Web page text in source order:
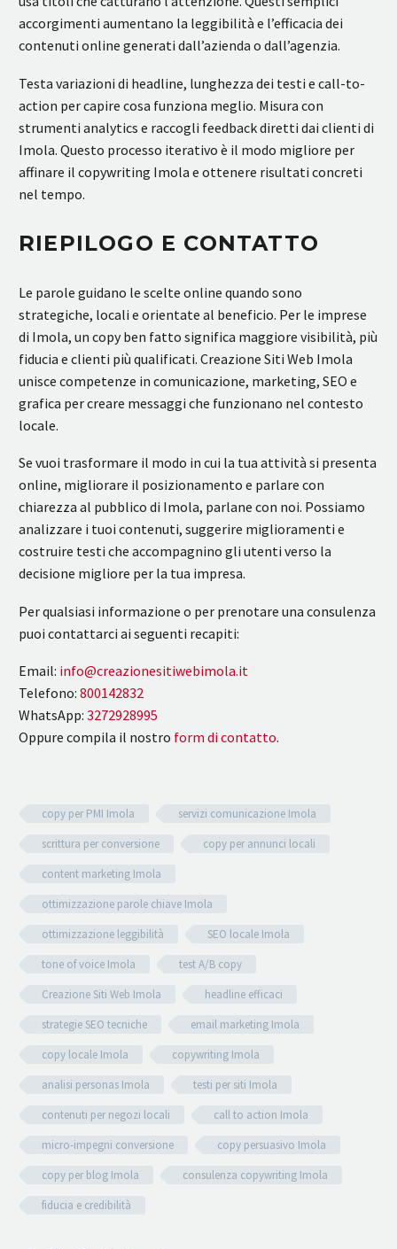
accorgimenti aumentano la leggibilità e l’efficacia dei
contenuti online generati dall’azienda o dall’agenzia.
Testa variazioni di headline, lunghezza dei testi e call-to-
action per capire cosa funziona meglio. Misura con
strumenti analytics e raccogli feedback diretti dai clienti di
Imola. Questo processo iterativo è il modo migliore per
affinare il copywriting Imola e ottenere risultati concreti
nel tempo.
RIEPILOGO E CONTATTO
Le parole guidano le scelte online quando sono
strategiche, locali e orientate al beneficio. Per le imprese
di Imola, un copy ben fatto significa maggiore visibilità, più
fiducia e clienti più qualificati. Creazione Siti Web Imola
unisce competenze in comunicazione, marketing, SEO e
grafica per creare messaggi che funzionano nel contesto
locale.
Se vuoi trasformare il modo in cui la tua attività si presenta
online, migliorare il posizionamento e parlare con
chiarezza al pubblico di Imola, parlane con noi. Possiamo
analizzare i tuoi contenuti, suggerire miglioramenti e
costruire testi che accompagnino gli utenti verso la
decisione migliore per la tua impresa.
Per qualsiasi informazione o per prenotare una consulenza
puoi contattarci ai seguenti recapiti:
Email: info@creazionesitiwebimola.it
Telefono: 800142832
WhatsApp: 3272928995
Oppure compila il nostro form di contatto.
copy per PMI Imola
servizi comunicazione Imola
scrittura per conversione
copy per annunci locali
content marketing Imola
ottimizzazione parole chiave Imola
ottimizzazione leggibilità
SEO locale Imola
tone of voice Imola
test A/B copy
Creazione Siti Web Imola
headline efficaci
strategie SEO tecniche
email marketing Imola
copy locale Imola
copywriting Imola
analisi personas Imola
testi per siti Imola
contenuti per negozi locali
call to action Imola
micro-impegni conversione
copy persuasivo Imola
copy per blog Imola
consulenza copywriting Imola
fiducia e credibilità